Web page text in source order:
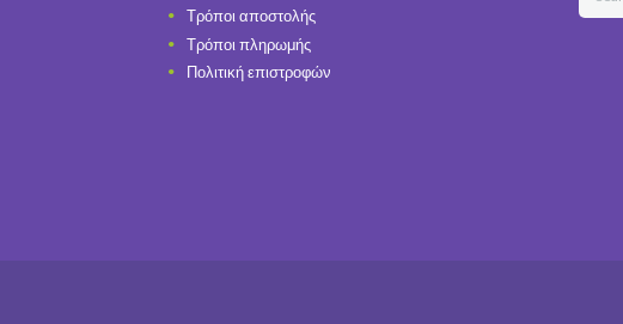
Τρόποι αποστολής
Τρόποι πληρωμής
Πολιτική επιστροφών